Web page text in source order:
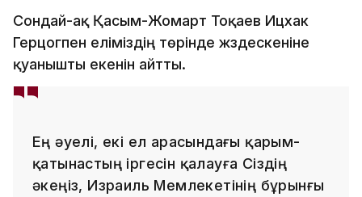
Сондай-ақ Қасым-Жомарт Тоқаев Ицхак
Герцогпен еліміздің төрінде жүздескеніне
қуанышты екенін айтты.
Ең әуелі, екі ел арасындағы қарым-
қатынастың іргесін қалауға Сіздің
әкеңіз, Израиль Мемлекетінің бұрынғы